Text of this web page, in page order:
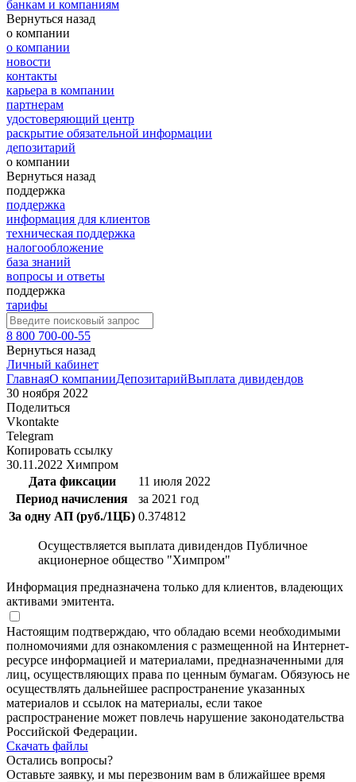
банкам и компаниям
Вернуться назад
о компании
о компании
новости
контакты
карьера в компании
партнерам
удостоверяющий центр
раскрытие обязательной информации
депозитарий
о компании
Вернуться назад
поддержка
поддержка
информация для клиентов
техническая поддержка
налогообложение
база знаний
вопросы и ответы
поддержка
тарифы
8 800 700-00-55
Вернуться назад
Личный кабинет
ГлавнаяО компанииДепозитарийВыплата дивидендов
30 ноября 2022
Поделиться
Vkontakte
Telegram
Копировать ссылку
30.11.2022 Химпром
Дата фиксации
11 июля 2022
Период начисления
за 2021 год
За одну АП (руб./1ЦБ) 0.374812
Осуществляется выплата дивидендов Публичное
акционерное общество "Химпром"
Информация предназначена только для клиентов, владеющих
активами эмитента.
Настоящим подтверждаю, что обладаю всеми необходимыми
полномочиями для ознакомления с размещенной на Интернет-
ресурсе информацией и материалами, предназначенными для
лиц, осуществляющих права по ценным бумагам. Обязуюсь не
осуществлять дальнейшее распространение указанных
материалов и ссылок на материалы, если такое
распространение может повлечь нарушение законодательства
Российской Федерации.
Скачать файлы
Остались вопросы?
Оставьте заявку, и мы перезвоним вам в ближайшее время